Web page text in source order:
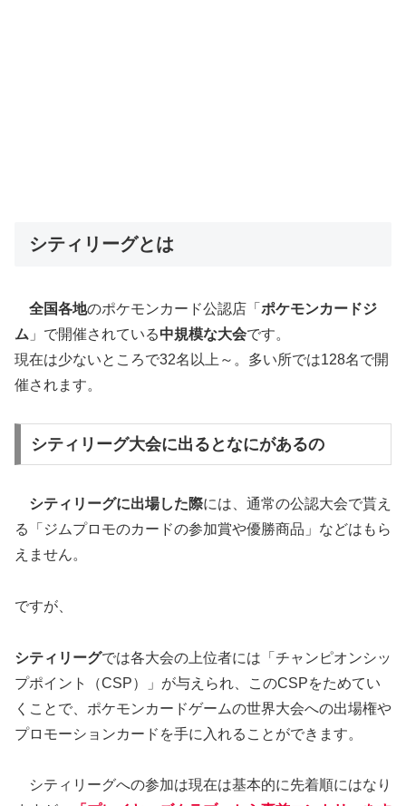
シティリーグとは
全国各地のポケモンカード公認店「 ポケモンカードジ
ム 」で開催されている中規模な大会です。
現在は少ないところで32名以上～。多い所では128名で開
催されます。
シティリーグ大会に出るとなにがあるの
シティリーグに出場した際には、通常の公認大会で貰え
る「ジムプロモのカードの参加賞や優勝商品」などはもら
えません。
ですが、
シティリーグでは各大会の上位者には「チャンピオンシッ
プポイント（CSP）」が与えられ、このCSPをためてい
くことで、ポケモンカードゲームの世界大会への出場権や
プロモーションカードを手に入れることができます。
シティリーグへの参加は現在は基本的に先着順にはなり